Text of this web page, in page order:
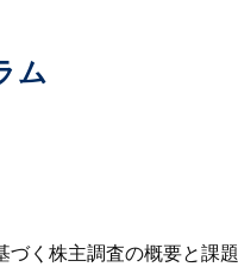
ム
く株主調査の概要と課題